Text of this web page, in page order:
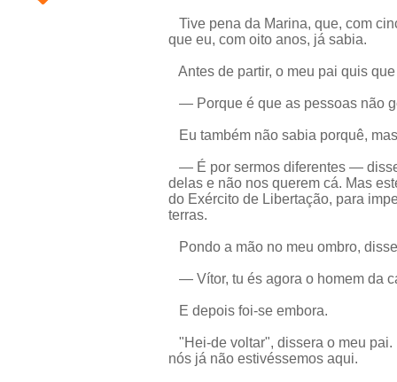
Tive pena da Marina, que, com
que eu, com oito anos, já sabia.
Antes de partir, o meu pai quis
— Porque é que as pessoas não
Eu também não sabia porquê,
— É por sermos diferentes —
delas e não nos querem cá. Mas
do Exército de Libertação, para
terras.
Pondo a mão no meu ombro,
— Vítor, tu és agora o homem da
E depois foi-se embora.
"Hei-de voltar", dissera o meu
nós já não estivéssemos aqui.